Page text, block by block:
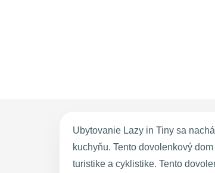
Ubytovanie Lazy in Tiny sa
kuchyňu. Tento dovolenkový
turistike a cyklistike. Tento